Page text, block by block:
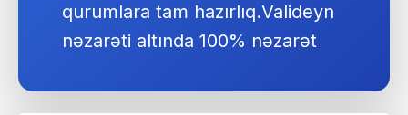
qurumlara tam hazırlıq.Valideyn
nəzarəti altında 100% nəzarət